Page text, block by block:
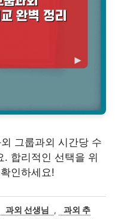
그룹과외 시간당 수
. 합리적인 선택을 위
인하세요!
과외 선생님 ,
과외 추